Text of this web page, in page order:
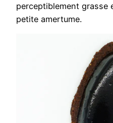
perceptiblement grasse
petite amertume.